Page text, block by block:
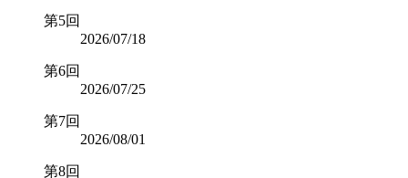
第5回
2026/07/18
第6回
2026/07/25
第7回
2026/08/01
第8回